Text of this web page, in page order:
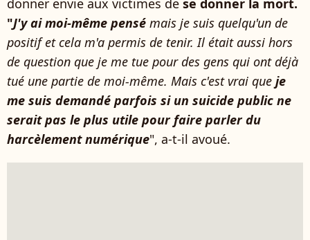
donner envie aux victimes de se donner la mort.
"J'y ai moi-même pensé mais je suis quelqu'un de
positif et cela m'a permis de tenir. Il était aussi hors
de question que je me tue pour des gens qui ont déjà
tué une partie de moi-même. Mais c'est vrai que je
me suis demandé parfois si un suicide public ne
serait pas le plus utile pour faire parler du
harcèlement numérique", a-t-il avoué.